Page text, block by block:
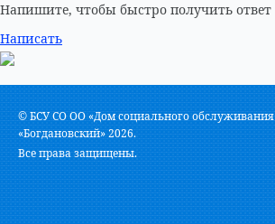
Напишите, чтобы быстро получить ответ
Написать
© БСУ СО ОО «Дом социального обслуживания
«Богдановский» 2026.
Все права защищены.